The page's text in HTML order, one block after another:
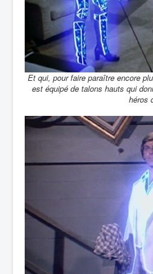
Et qui, pour faire paraître encore
est équipé de talons hauts qui
héros